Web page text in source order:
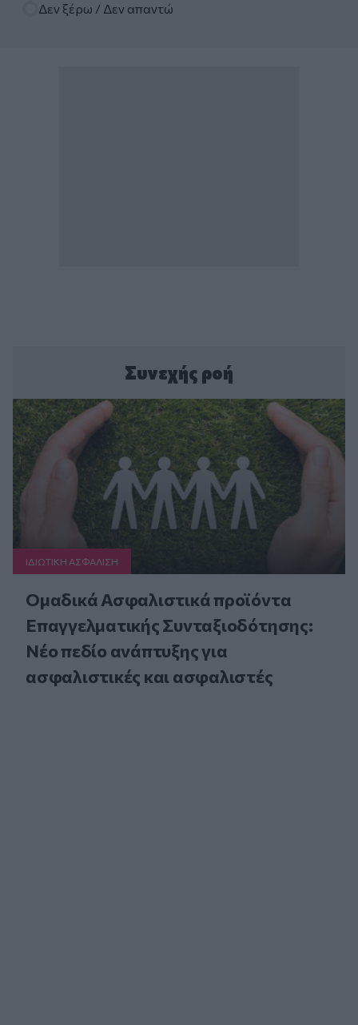
Δεν ξέρω / Δεν απαντώ
Συνεχής ροή
ΙΔΙΩΤΙΚΗ ΑΣΦAΛΙΣΗ
Ομαδικά Ασφαλιστικά προϊόντα
Επαγγελματικής Συνταξιοδότησης:
Νέο πεδίο ανάπτυξης για
ασφαλιστικές και ασφαλιστές